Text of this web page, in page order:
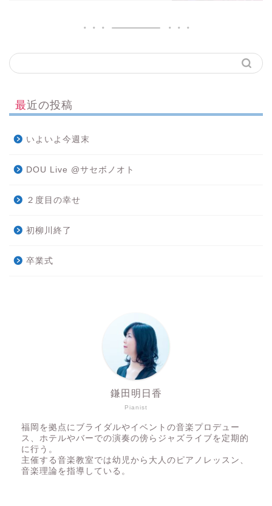
最近の投稿
いよいよ今週末
DOU Live @サセボノオト
２度目の幸せ
初柳川終了
卒業式
Pianist
鎌田明日香
福岡を拠点にブライダルやイベントの音楽プロデュー
ス、ホテルやバーでの演奏の傍らジャズライブを定期的
に行う。
主催する音楽教室では幼児から大人のピアノレッスン、
音楽理論を指導している。